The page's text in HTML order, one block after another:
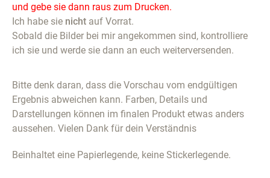
und gebe sie dann raus zum Drucken.
Ich habe sie nicht auf Vorrat.
Sobald die Bilder bei mir angekommen sind, kontrolliere
ich sie und werde sie dann an euch weiterversenden.
Bitte denk daran, dass die Vorschau vom endgültigen
Ergebnis abweichen kann. Farben, Details und
Darstellungen können im finalen Produkt etwas anders
aussehen. Vielen Dank für dein Verständnis
Beinhaltet eine Papierlegende, keine Stickerlegende.